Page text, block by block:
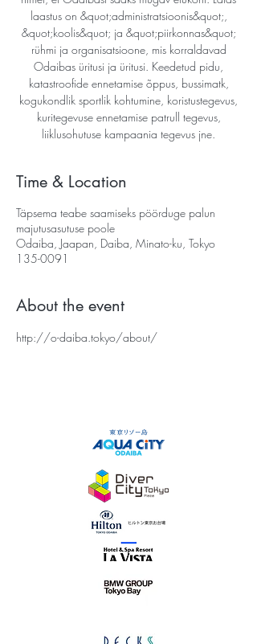
laastus on &quot;administratsioonis&quot;,
&quot;koolis&quot; ja &quot;piirkonnas&quot;
rühmi ja organisatsioone, mis korraldavad
Odaibas üritusi ja üritusi. Keedetud pidu,
katastroofide ennetamise õppus, bussimatk,
kogukondlik sportlik kohtumine, koristustegevus,
kuritegevuse ennetamise patrull tegevus,
liiklusohutuse kampaania tegevus jne.
Time & Location
Täpsema teabe saamiseks pöörduge palun
majutusasutuse poole
Odaiba, Jaapan, Daiba, Minato-ku, Tokyo
135-0091
About the event
http://o-daiba.tokyo/about/